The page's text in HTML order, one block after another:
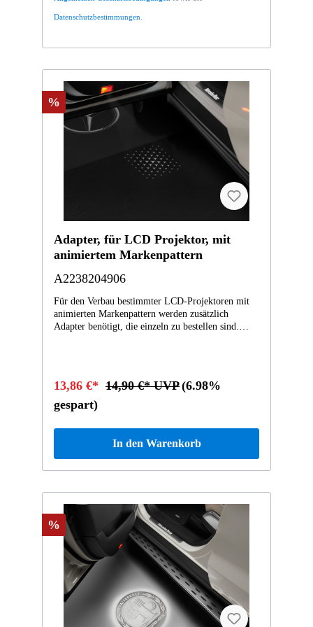
Datenschutzbestimmungen
%
Adapter, für LCD Projektor, mit
animiertem Markenpattern
A2238204906
Für den Verbau bestimmter LCD-Projektoren mit
animierten Markenpattern werden zusätzlich
Adapter benötigt, die einzeln zu bestellen sind.
13,86 €* 14,90 €* UVP(6.98%
gespart)
In den Warenkorb
%